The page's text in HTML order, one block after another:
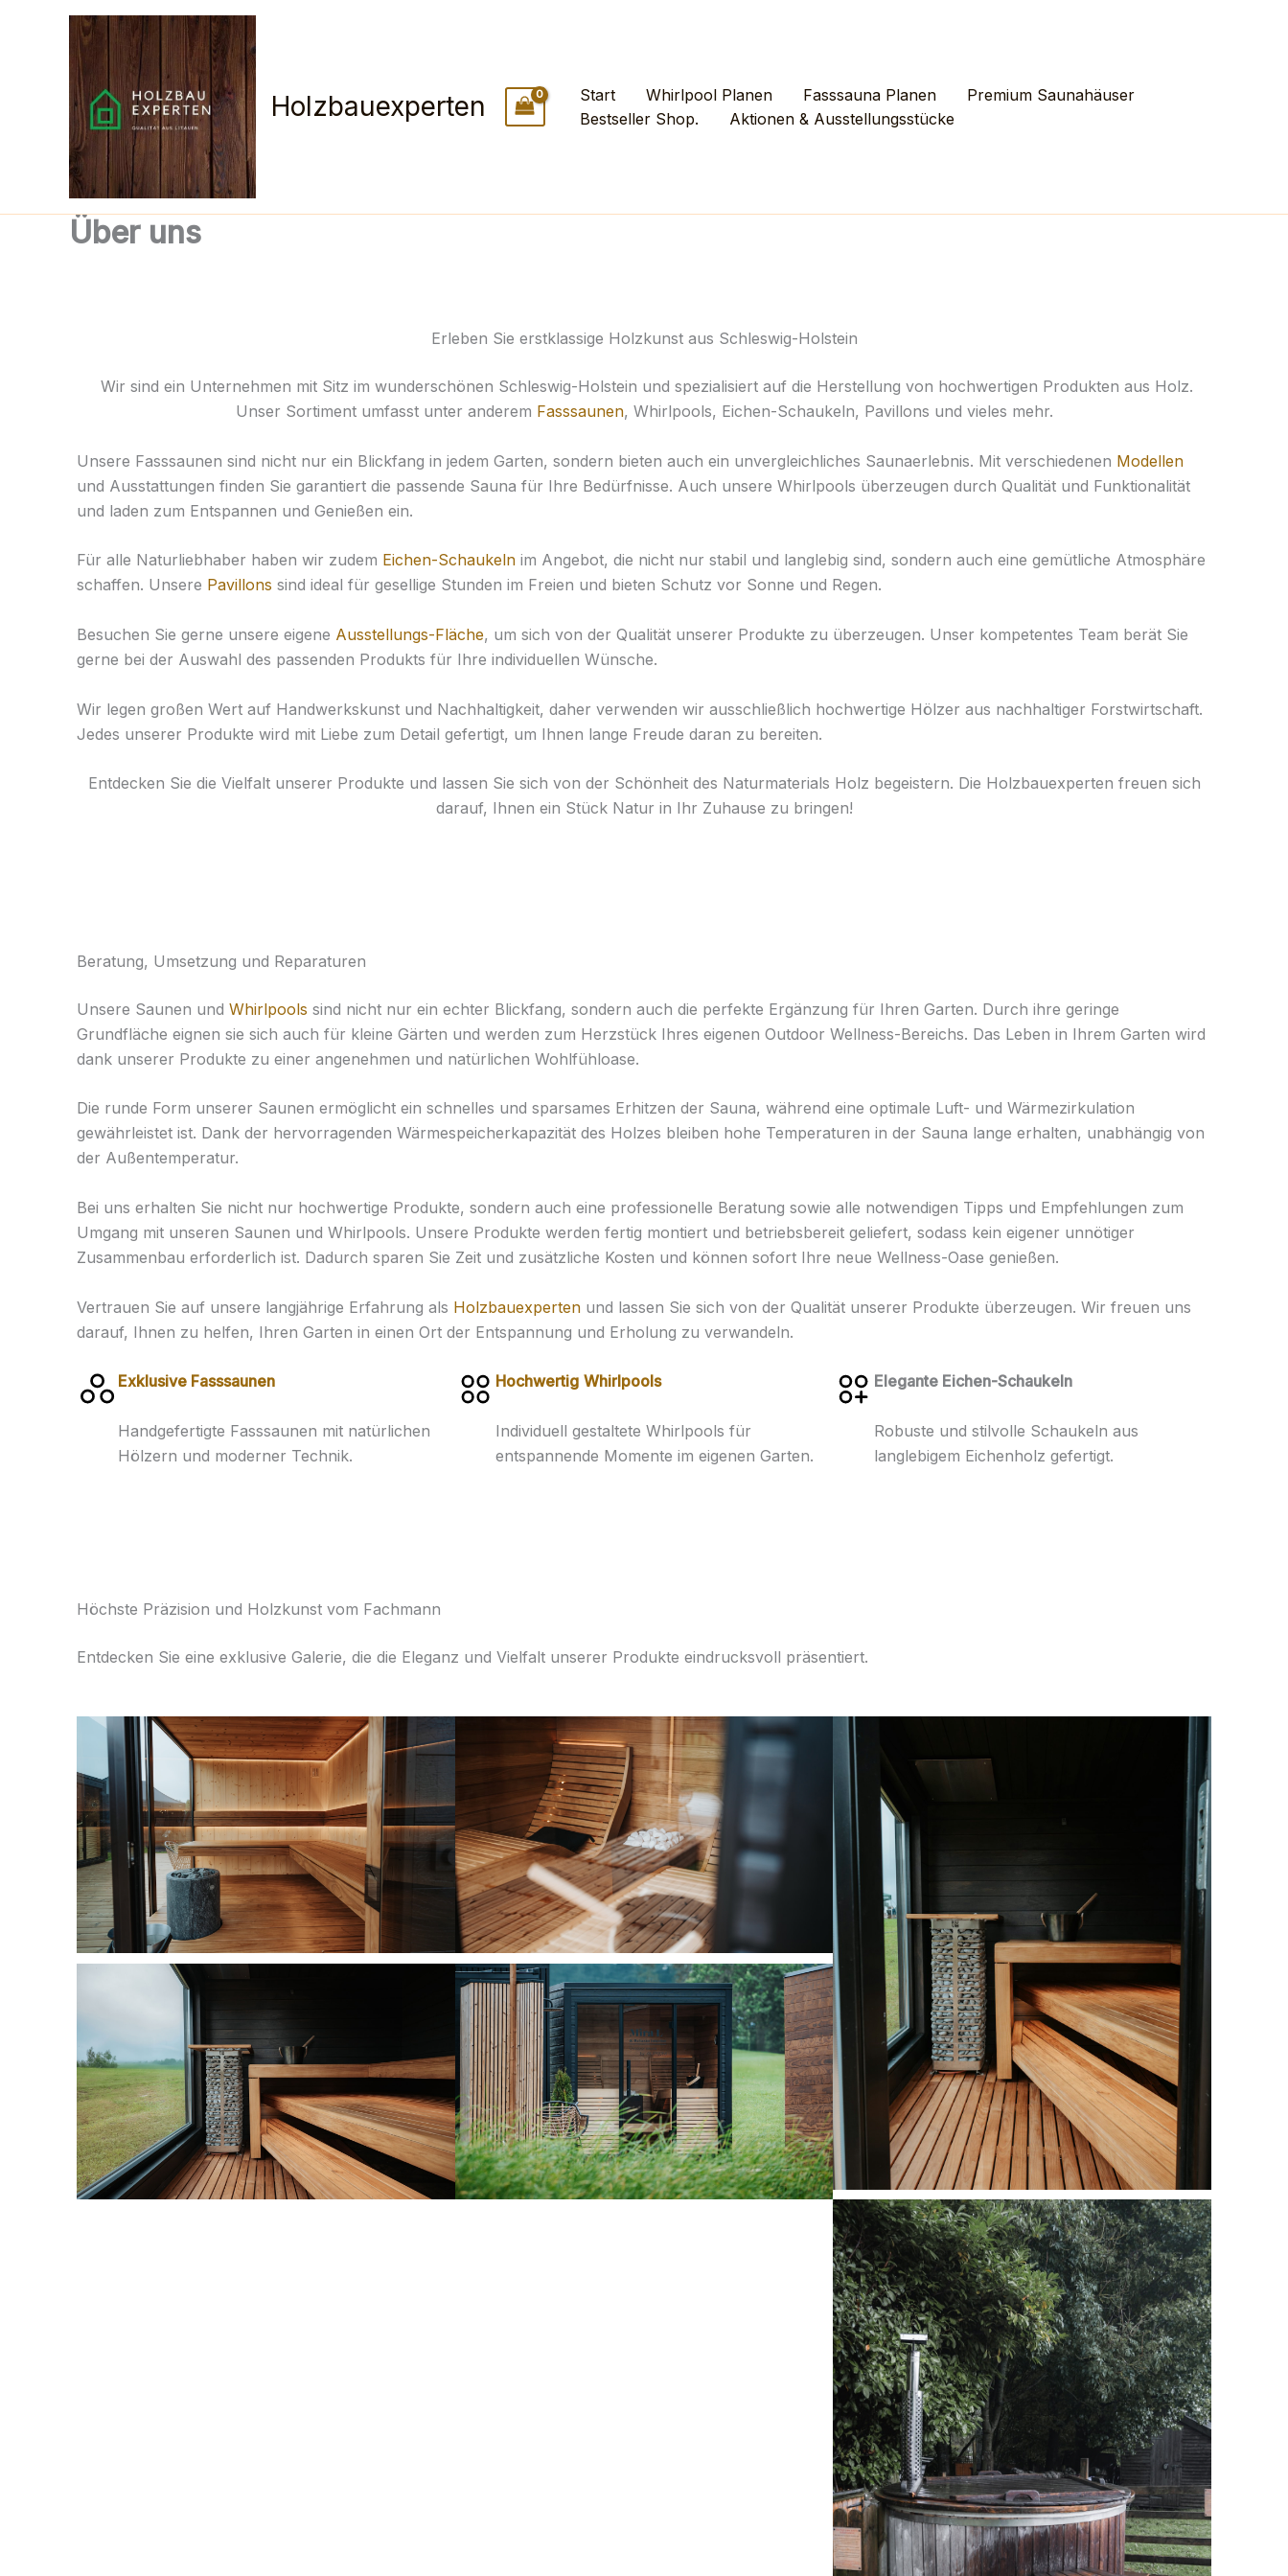
Holzbauexperten Start Whirlpool Planen Fasssauna Planen
Premium Saunahäuser
Bestseller Shop.
Aktionen & Ausstellungsstücke
Über uns
Erleben Sie erstklassige Holzkunst aus Schleswig-Holstein
Wir sind ein Unternehmen mit Sitz im wunderschönen Schleswig-Holstein und spezialisiert auf die Herstellung von hochwertigen Produkten aus Holz.
Unser Sortiment umfasst unter anderem Fasssaunen, Whirlpools, Eichen-Schaukeln, Pavillons und vieles mehr.
Unsere Fasssaunen sind nicht nur ein Blickfang in jedem Garten, sondern bieten auch ein unvergleichliches Saunaerlebnis. Mit verschiedenen Modellen
und Ausstattungen finden Sie garantiert die passende Sauna für Ihre Bedürfnisse. Auch unsere Whirlpools überzeugen durch Qualität und Funktionalität
und laden zum Entspannen und Genießen ein.
Für alle Naturliebhaber haben wir zudem Eichen-Schaukeln im Angebot, die nicht nur stabil und langlebig sind, sondern auch eine gemütliche Atmosphäre
schaffen. Unsere Pavillons sind ideal für gesellige Stunden im Freien und bieten Schutz vor Sonne und Regen.
Besuchen Sie gerne unsere eigene Ausstellungs-Fläche, um sich von der Qualität unserer Produkte zu überzeugen. Unser kompetentes Team berät Sie
gerne bei der Auswahl des passenden Produkts für Ihre individuellen Wünsche.
Wir legen großen Wert auf Handwerkskunst und Nachhaltigkeit, daher verwenden wir ausschließlich hochwertige Hölzer aus nachhaltiger Forstwirtschaft.
Jedes unserer Produkte wird mit Liebe zum Detail gefertigt, um Ihnen lange Freude daran zu bereiten.
Entdecken Sie die Vielfalt unserer Produkte und lassen Sie sich von der Schönheit des Naturmaterials Holz begeistern. Die Holzbauexperten freuen sich
darauf, Ihnen ein Stück Natur in Ihr Zuhause zu bringen!
Beratung, Umsetzung und Reparaturen
Unsere Saunen und Whirlpools sind nicht nur ein echter Blickfang, sondern auch die perfekte Ergänzung für Ihren Garten. Durch ihre geringe
Grundfläche eignen sie sich auch für kleine Gärten und werden zum Herzstück Ihres eigenen Outdoor Wellness-Bereichs. Das Leben in Ihrem Garten wird
dank unserer Produkte zu einer angenehmen und natürlichen Wohlfühloase.
Die runde Form unserer Saunen ermöglicht ein schnelles und sparsames Erhitzen der Sauna, während eine optimale Luft- und Wärmezirkulation
gewährleistet ist. Dank der hervorragenden Wärmespeicherkapazität des Holzes bleiben hohe Temperaturen in der Sauna lange erhalten, unabhängig von
der Außentemperatur.
Bei uns erhalten Sie nicht nur hochwertige Produkte, sondern auch eine professionelle Beratung sowie alle notwendigen Tipps und Empfehlungen zum
Umgang mit unseren Saunen und Whirlpools. Unsere Produkte werden fertig montiert und betriebsbereit geliefert, sodass kein eigener unnötiger
Zusammenbau erforderlich ist. Dadurch sparen Sie Zeit und zusätzliche Kosten und können sofort Ihre neue Wellness-Oase genießen.
Vertrauen Sie auf unsere langjährige Erfahrung als Holzbauexperten und lassen Sie sich von der Qualität unserer Produkte überzeugen. Wir freuen uns
darauf, Ihnen zu helfen, Ihren Garten in einen Ort der Entspannung und Erholung zu verwandeln.
Exklusive Fasssaunen
Handgefertigte Fasssaunen mit natürlichen
Hölzern und moderner Technik.
Hochwertig Whirlpools
Individuell gestaltete Whirlpools für
entspannende Momente im eigenen Garten.
Elegante Eichen-Schaukeln
Robuste und stilvolle Schaukeln aus
langlebigem Eichenholz gefertigt.
Höchste Präzision und Holzkunst vom Fachmann
Entdecken Sie eine exklusive Galerie, die die Eleganz und Vielfalt unserer Produkte eindrucksvoll präsentiert.